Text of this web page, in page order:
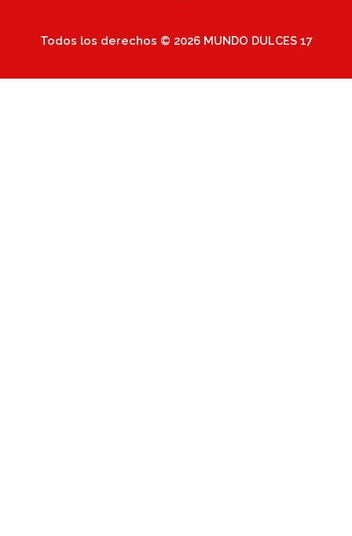
Todos los derechos © 2026 MUNDO DULCES 17